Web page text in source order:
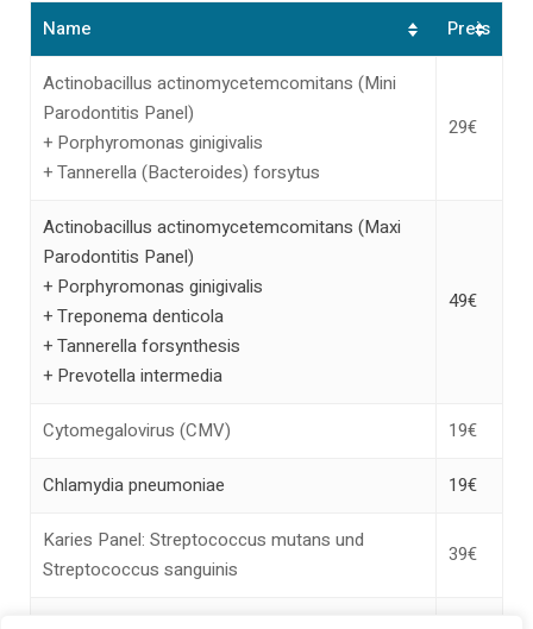
Name Preis
Actinobacillus actinomycetemcomitans (Mini
Parodontitis Panel)
+ Porphyromonas ginigivalis
+ Tannerella (Bacteroides) forsytus
29€
Actinobacillus actinomycetemcomitans (Maxi
Parodontitis Panel)
+ Porphyromonas ginigivalis
+ Treponema denticola
+ Tannerella forsynthesis
+ Prevotella intermedia
49€
Cytomegalovirus (CMV) 19€
Chlamydia pneumoniae 19€
Karies Panel: Streptococcus mutans und
Streptococcus sanguinis
39€